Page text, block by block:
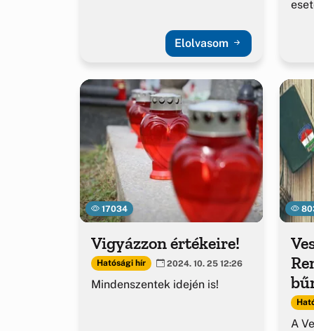
Elolvasom
17034
Vigyázzon értékeire!
Hatósági hír 2024. 10. 25 12:26
Mindenszentek idején is!
A